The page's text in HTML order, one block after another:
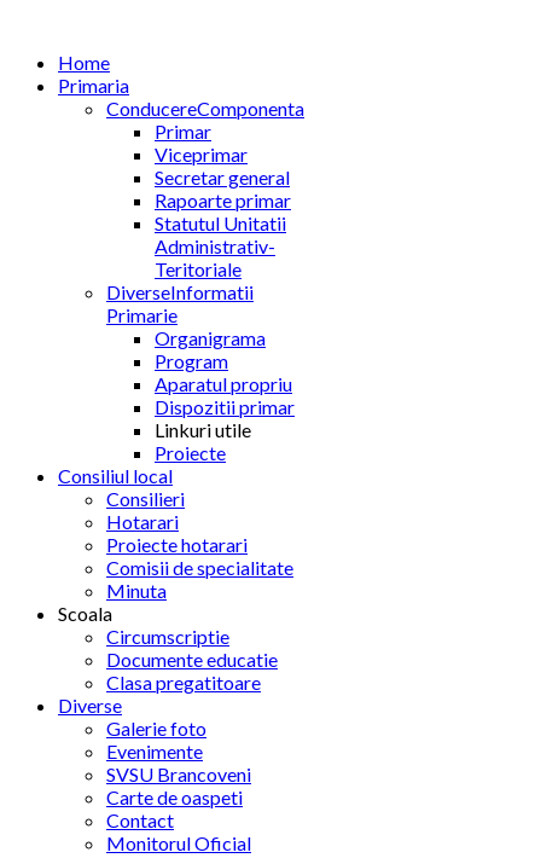
Home
Primaria
ConducereComponenta
Primar
Viceprimar
Secretar general
Rapoarte primar
Statutul Unitatii
Administrativ-
Teritoriale
DiverseInformatii
Primarie
Organigrama
Program
Aparatul propriu
Dispozitii primar
Linkuri utile
Proiecte
Consiliul local
Consilieri
Hotarari
Proiecte hotarari
Comisii de specialitate
Minuta
Scoala
Circumscriptie
Documente educatie
Clasa pregatitoare
Diverse
Galerie foto
Evenimente
SVSU Brancoveni
Carte de oaspeti
Contact
Monitorul Oficial